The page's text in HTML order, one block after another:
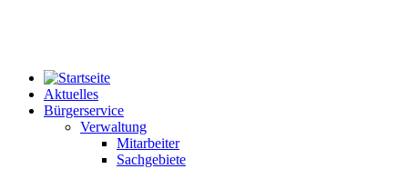
Aktuelles
Bürgerservice
Verwaltung
Mitarbeiter
Sachgebiete